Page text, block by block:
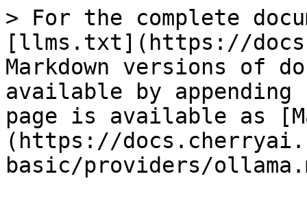
> For the complete
[llms.txt](https://
Markdown versions of
available by
page is available as
(https://
basic/providers/